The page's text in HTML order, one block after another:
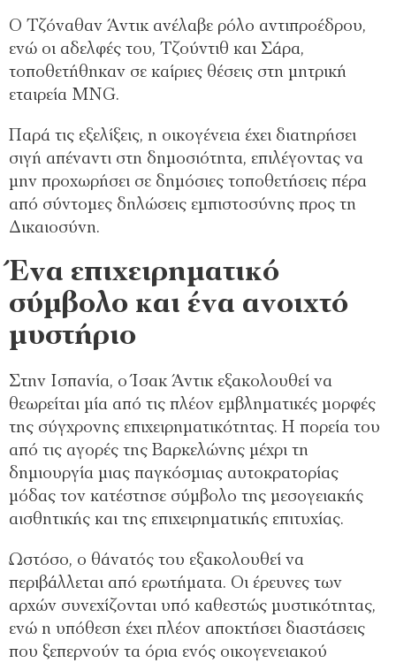
Ο Τζόναθαν Άντικ ανέλαβε ρόλο αντιπροέδρου,
ενώ οι αδελφές του, Τζούντιθ και Σάρα,
τοποθετήθηκαν σε καίριες θέσεις στη μητρική
εταιρεία MNG.
Παρά τις εξελίξεις, η οικογένεια έχει διατηρήσει
σιγή απέναντι στη δημοσιότητα, επιλέγοντας να
μην προχωρήσει σε δημόσιες τοποθετήσεις πέρα
από σύντομες δηλώσεις εμπιστοσύνης προς τη
Δικαιοσύνη.
Ένα επιχειρηματικό
σύμβολο και ένα ανοιχτό
μυστήριο
Στην Ισπανία, ο Ίσακ Άντικ εξακολουθεί να
θεωρείται μία από τις πλέον εμβληματικές μορφές
της σύγχρονης επιχειρηματικότητας. Η πορεία του
από τις αγορές της Βαρκελώνης μέχρι τη
δημιουργία μιας παγκόσμιας αυτοκρατορίας
μόδας τον κατέστησε σύμβολο της μεσογειακής
αισθητικής και της επιχειρηματικής επιτυχίας.
Ωστόσο, ο θάνατός του εξακολουθεί να
περιβάλλεται από ερωτήματα. Οι έρευνες των
αρχών συνεχίζονται υπό καθεστώς μυστικότητας,
ενώ η υπόθεση έχει πλέον αποκτήσει διαστάσεις
που ξεπερνούν τα όρια ενός οικογενειακού